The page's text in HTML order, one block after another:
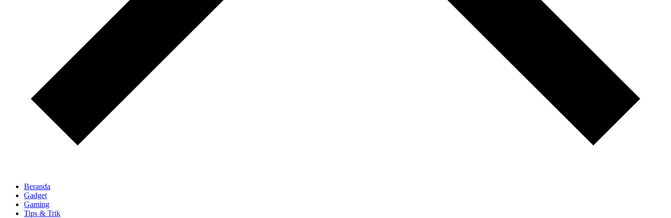
Beranda
Gadget
Gaming
Tips & Trik